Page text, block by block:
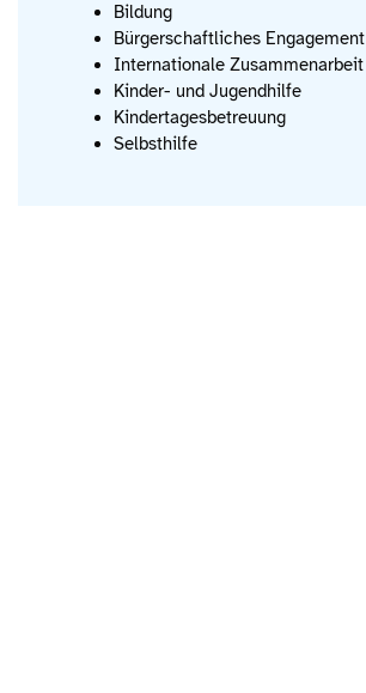
Bildung
Bürgerschaftliches Engagement
Internationale Zusammenarbeit
Kinder- und Jugendhilfe
Kindertagesbetreuung
Selbsthilfe